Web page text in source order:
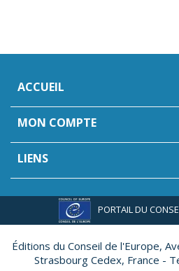
ACCUEIL
MON COMPTE
LIENS
PORTAIL DU
Éditions du Conseil de l'Europe,
Strasbourg Cedex, France -